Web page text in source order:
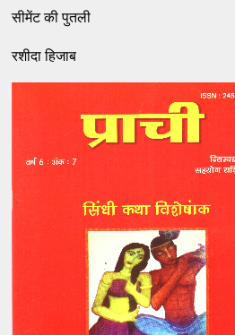
सीमेंट की पुतली
रशीदा हिजाब